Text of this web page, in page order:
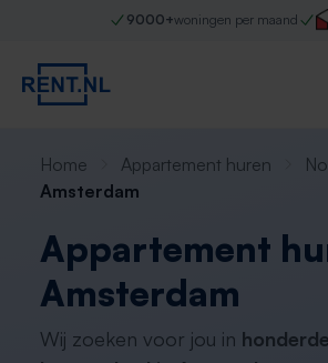
9000+woningen per maand
Home Appartement huren
Amsterdam
Appartement
Amsterdam
Wij zoeken voor jou in